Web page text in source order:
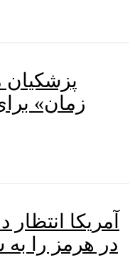
پزشکیان
زمان»
آمریکا
در هرمز را